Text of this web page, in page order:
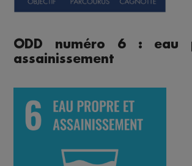
ODD numéro 6 : eau
assainissement